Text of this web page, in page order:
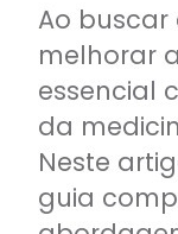
Ao
melhorar
essencial
da
Neste
guia